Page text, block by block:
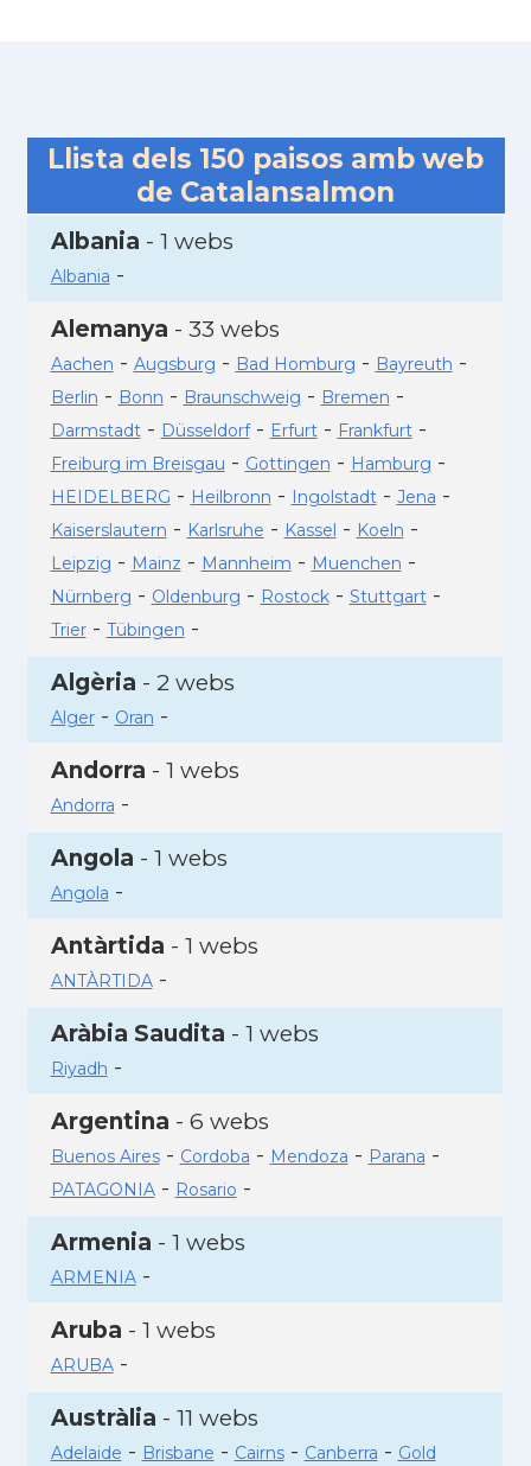
Llista dels 150 paisos amb web
de Catalansalmon
Albania - 1 webs
Albania -
Alemanya - 33 webs
Aachen - Augsburg - Bad Homburg - Bayreuth -
Berlin - Bonn - Braunschweig - Bremen -
Darmstadt- Düsseldorf- Erfurt- Frankfurt-
Freiburg im Breisgau - Gottingen - Hamburg -
HEIDELBERG - Heilbronn - Ingolstadt- Jena -
Kaiserslautern - Karlsruhe - Kassel - Koeln -
Leipzig - Mainz - Mannheim - Muenchen -
Nürnberg - Oldenburg - Rostock- Stuttgart-
Trier- Tübingen -
Algèria - 2 webs
Alger- Oran -
Andorra - 1 webs
Andorra -
Angola - 1 webs
Angola -
Antàrtida - 1 webs
ANTÀRTIDA-
Aràbia Saudita - 1 webs
Riyadh -
Argentina - 6 webs
Buenos Aires- Cordoba - Mendoza - Parana -
PATAGONIA- Rosario -
Armenia - 1 webs
ARMENIA-
Aruba - 1 webs
ARUBA-
Austràlia - 11 webs
Adelaide - Brisbane - Cairns- Canberra - Gold